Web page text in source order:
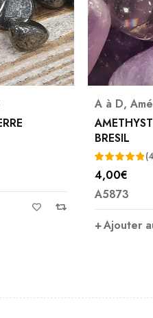
,
AMETHYSTE
BRESIL
5.00
sur 5
(4)
€
A5873
Ajouter au